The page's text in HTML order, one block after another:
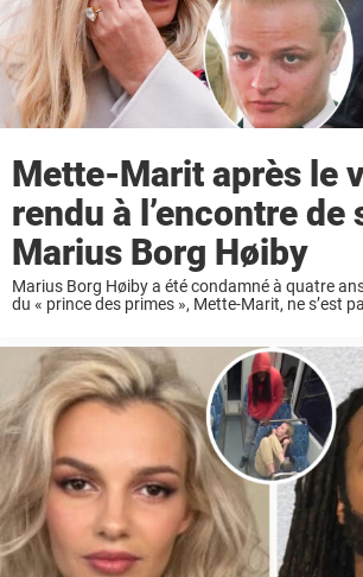
Mette-Marit après le
rendu à l’encontre de
Marius Borg Høiby
Marius Borg Høiby a été condamné à quatre
du « prince des primes », Mette-Marit, ne s’est